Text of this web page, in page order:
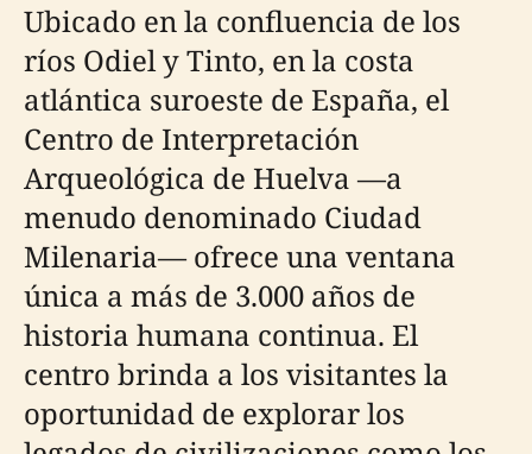
Ubicado en la confluencia de los
ríos Odiel y Tinto, en la costa
atlántica suroeste de España, el
Centro de Interpretación
Arqueológica de Huelva —a
menudo denominado Ciudad
Milenaria— ofrece una ventana
única a más de 3.000 años de
historia humana continua. El
centro brinda a los visitantes la
oportunidad de explorar los